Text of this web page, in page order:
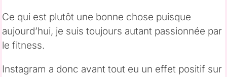
Ce qui est plutôt une bonne chose puisque
aujourd’hui, je suis toujours autant passionnée par
le fitness.
Instagram a donc avant tout eu un effet positif sur